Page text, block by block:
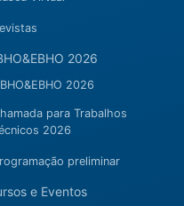
2026
2026
para Trabalhos
2026
preliminar
e Eventos